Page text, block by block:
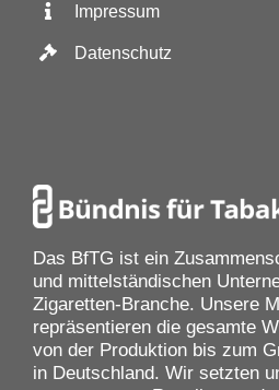
Impressum
Datenschutz
Das BfTG ist ein
und mittelständischen
Zigaretten-Branche. Unsere
repräsentieren die gesamte
von der Produktion bis zum
in Deutschland. Wir setzten